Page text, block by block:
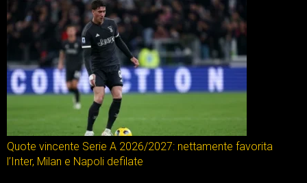
Quote vincente Serie A 2026/2027: nettamente favorita
l’Inter, Milan e Napoli defilate